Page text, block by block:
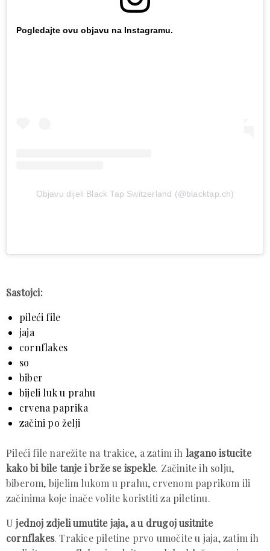
Pogledajte ovu objavu na Instagramu.
Objavu dijeli Black Tap Switzerland (@blacktap.ch)
Sastojci:
pileći file
jaja
cornflakes
so
biber
bijeli luk u prahu
crvena paprika
začini po želji
Pileći file narežite na trakice, a zatim ih lagano istucite
kako bi bile tanje i brže se ispekle. Začinite ih solju,
biberom, bijelim lukom u prahu, crvenom paprikom ili
začinima koje inače volite koristiti za piletinu.
Ujednoj zdjeli umutite jaja, a u drugoj usitnite
cornflakes. Trakice piletine prvo umočite u jaja, zatim ih